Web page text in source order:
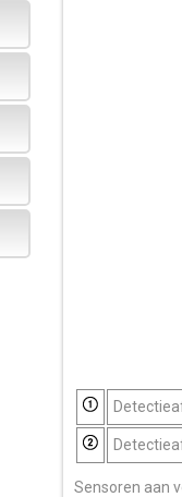
Sensoren aan